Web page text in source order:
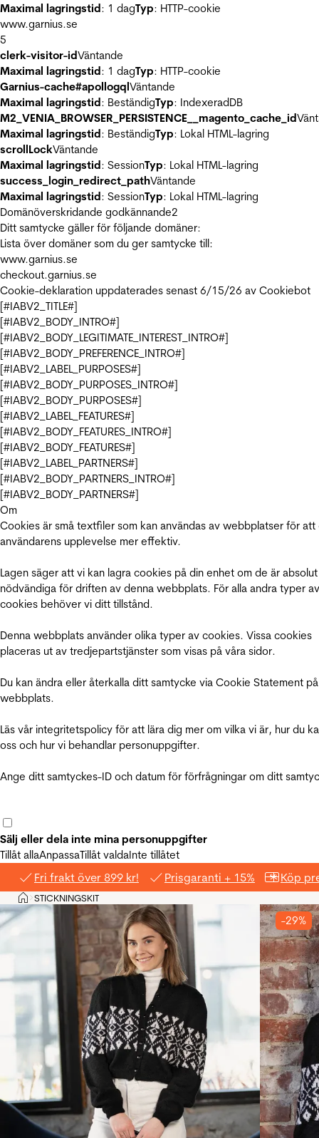
Maximal lagringstid: 1 dagTyp: HTTP-cookie
www.garnius.se
5
clerk-visitor-idVäntande
Maximal lagringstid: 1 dagTyp: HTTP-cookie
Garnius-cache#apollogqlVäntande
Maximal lagringstid: BeständigTyp: IndexeradDB
M2_VENIA_BROWSER_PERSISTENCE__magento_cache_id
Maximal lagringstid: BeständigTyp: Lokal HTML-lagring
scrollLockVäntande
Maximal lagringstid: SessionTyp: Lokal HTML-lagring
success_login_redirect_pathVäntande
Maximal lagringstid: SessionTyp: Lokal HTML-lagring
Domänöverskridande godkännande2
Ditt samtycke gäller för följande domäner:
Lista över domäner som du ger samtycke till:
www.garnius.se
checkout.garnius.se
Cookie-deklaration uppdaterades senast 6/15/26 av Cookiebot
[#IABV2_TITLE#]
[#IABV2_BODY_INTRO#]
[#IABV2_BODY_LEGITIMATE_INTEREST_INTRO#]
[#IABV2_BODY_PREFERENCE_INTRO#]
[#IABV2_LABEL_PURPOSES#]
[#IABV2_BODY_PURPOSES_INTRO#]
[#IABV2_BODY_PURPOSES#]
[#IABV2_LABEL_FEATURES#]
[#IABV2_BODY_FEATURES_INTRO#]
[#IABV2_BODY_FEATURES#]
[#IABV2_LABEL_PARTNERS#]
[#IABV2_BODY_PARTNERS_INTRO#]
[#IABV2_BODY_PARTNERS#]
Om
Cookies är små textfiler som kan användas av webbplatser för att
användarens upplevelse mer effektiv.
Lagen säger att vi kan lagra cookies på din enhet om de är absolut
nödvändiga för driften av denna webbplats. För alla andra typer av
cookies behöver vi ditt tillstånd.
Denna webbplats använder olika typer av cookies. Vissa cookies
placeras ut av tredjepartstjänster som visas på våra sidor.
Du kan ändra eller återkalla ditt samtycke via Cookie Statement
webbplats.
Läs vår integritetspolicy för att lära dig mer om vilka vi är, hur du
oss och hur vi behandlar personuppgifter.
Ange ditt samtyckes-ID och datum för förfrågningar om ditt
Sälj eller dela inte mina personuppgifter
Tillåt allaAnpassaTillåt valdaInte tillåtet
Fri frakt över 899 kr! Prisgaranti + 15% Köp
Hem
>STICKNINGSKIT
-29%